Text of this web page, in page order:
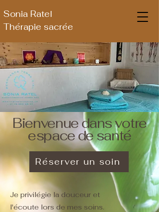
Sonia Ratel
Thérapie sacrée
Bienvenue dans votre
espace de santé
Réserver un soin
Je privilégie la douceur et
l'écoute lors de mes soins.